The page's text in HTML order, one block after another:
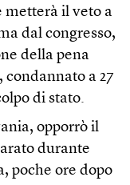
metterà il veto a
dal congresso,
della pena
condannato a 27
di stato.
opporrò il
durante
poche ore dopo